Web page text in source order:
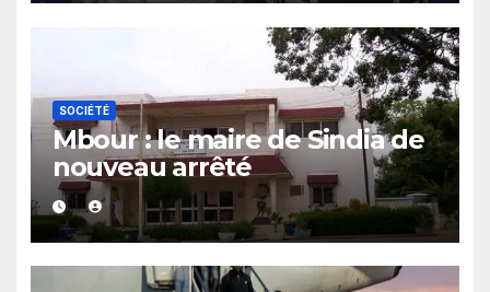
SOCIÉTÉ
Mbour : le maire de Sindia de
nouveau arrêté